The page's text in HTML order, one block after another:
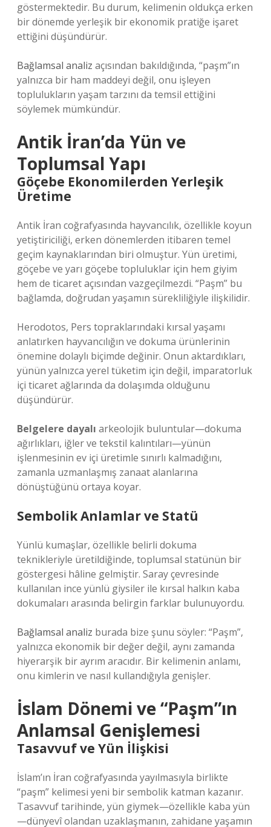
göstermektedir. Bu durum, kelimenin oldukça erken
bir dönemde yerleşik bir ekonomik pratiğe işaret
ettiğini düşündürür.
Bağlamsal analiz açısından bakıldığında, “paşm”ın
yalnızca bir ham maddeyi değil, onu işleyen
toplulukların yaşam tarzını da temsil ettiğini
söylemek mümkündür.
Antik İran’da Yün ve
Toplumsal Yapı
Göçebe Ekonomilerden Yerleşik
Üretime
Antik İran coğrafyasında hayvancılık, özellikle koyun
yetiştiriciliği, erken dönemlerden itibaren temel
geçim kaynaklarından biri olmuştur. Yün üretimi,
göçebe ve yarı göçebe topluluklar için hem giyim
hem de ticaret açısından vazgeçilmezdi. “Paşm” bu
bağlamda, doğrudan yaşamın sürekliliğiyle ilişkilidir.
Herodotos, Pers topraklarındaki kırsal yaşamı
anlatırken hayvancılığın ve dokuma ürünlerinin
önemine dolaylı biçimde değinir. Onun aktardıkları,
yünün yalnızca yerel tüketim için değil, imparatorluk
içi ticaret ağlarında da dolaşımda olduğunu
düşündürür.
Belgelere dayalı arkeolojik buluntular—dokuma
ağırlıkları, iğler ve tekstil kalıntıları—yünün
işlenmesinin ev içi üretimle sınırlı kalmadığını,
zamanla uzmanlaşmış zanaat alanlarına
dönüştüğünü ortaya koyar.
Sembolik Anlamlar ve Statü
Yünlü kumaşlar, özellikle belirli dokuma
teknikleriyle üretildiğinde, toplumsal statünün bir
göstergesi hâline gelmiştir. Saray çevresinde
kullanılan ince yünlü giysiler ile kırsal halkın kaba
dokumaları arasında belirgin farklar bulunuyordu.
Bağlamsal analiz burada bize şunu söyler: “Paşm”,
yalnızca ekonomik bir değer değil, aynı zamanda
hiyerarşik bir ayrım aracıdır. Bir kelimenin anlamı,
onu kimlerin ve nasıl kullandığıyla genişler.
İslam Dönemi ve “Paşm”ın
Anlamsal Genişlemesi
Tasavvuf ve Yün İlişkisi
İslam’ın İran coğrafyasında yayılmasıyla birlikte
“paşm” kelimesi yeni bir sembolik katman kazanır.
Tasavvuf tarihinde, yün giymek—özellikle kaba yün
—dünyevî olandan uzaklaşmanın, zahidane yaşamın